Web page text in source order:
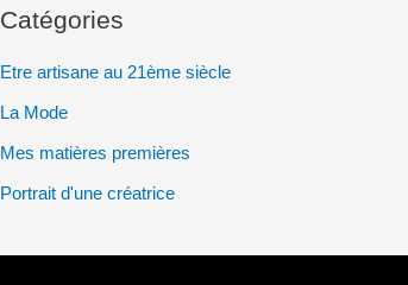
:Catégories
Etre artisane au 21ème siècle
La Mode
Mes matières premières
Portrait d'une créatrice